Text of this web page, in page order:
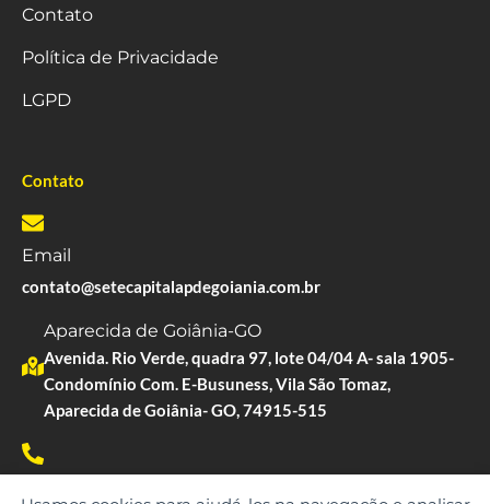
Contato
Política de Privacidade
LGPD
Contato
Email
contato@setecapitalapdegoiania.com.br
Aparecida de Goiânia-GO
Avenida. Rio Verde, quadra 97, lote 04/04 A- sala 1905-
Condomínio Com. E-Busuness, Vila São Tomaz,
Aparecida de Goiânia- GO, 74915-515